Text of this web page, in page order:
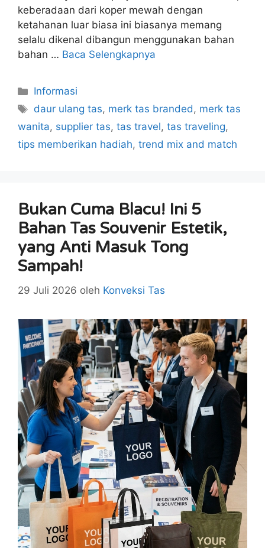
keberadaan dari koper mewah dengan
ketahanan luar biasa ini biasanya memang
selalu dikenal dibangun menggunakan bahan
bahan … Baca Selengkapnya
Kategori
Informasi
Tag
daur ulang tas, merk tas branded, merk tas
wanita, supplier tas, tas travel, tas traveling,
tips memberikan hadiah, trend mix and match
Bukan Cuma Blacu! Ini 5
Bahan Tas Souvenir Estetik,
yang Anti Masuk Tong
Sampah!
29 Juli 2026 oleh Konveksi Tas